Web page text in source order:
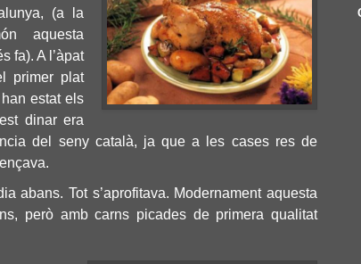
(a la
aquesta
fa). A l’àpat
primer plat
estat els
dinar era
del seny català, ja que a les cases res de
abans. Tot s’aprofitava. Modernament aquesta
però amb carns picades de primera qualitat